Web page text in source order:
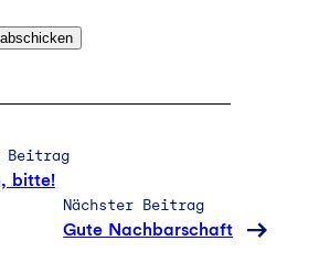
Beitrag
bitte!
Nächster Beitrag
Gute Nachbarschaft